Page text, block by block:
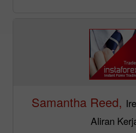
Samantha Reed,
Aliran